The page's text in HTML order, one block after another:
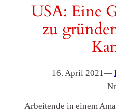
USA: Eine
zu
16. April 2021—
—
Arbeitende in einem